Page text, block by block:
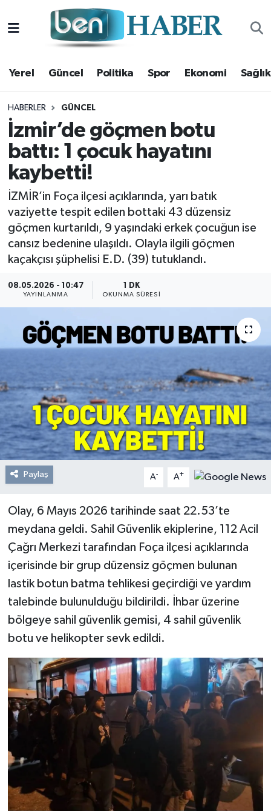
Yerel Güncel Politika Spor Ekonomi Sağlık
HABERLER GÜNCEL
İzmir’de göçmen botu
battı: 1 çocuk hayatını
kaybetti!
İZMİR’in Foça ilçesi açıklarında, yarı batık
vaziyette tespit edilen bottaki 43 düzensiz
göçmen kurtarıldı, 9 yaşındaki erkek çocuğun ise
cansız bedenine ulaşıldı. Olayla ilgili göçmen
kaçakçısı şüphelisi E.D. (39) tutuklandı.
08.05.2026 - 10:47
YAYINLANMA
1 DK
OKUNMA SÜRESI
Paylaş A- A+
Olay, 6 Mayıs 2026 tarihinde saat 22.53’te
meydana geldi. Sahil Güvenlik ekiplerine, 112 Acil
Çağrı Merkezi tarafından Foça ilçesi açıklarında
içerisinde bir grup düzensiz göçmen bulunan
lastik botun batma tehlikesi geçirdiği ve yardım
talebinde bulunulduğu bildirildi. İhbar üzerine
bölgeye sahil güvenlik gemisi, 4 sahil güvenlik
botu ve helikopter sevk edildi.
Yerel
Güncel
Politika
Spor
Ekonomi
Sağlık
Magazin
Kültür Sanat
Resmi Reklam
Röportajlar
Hava Durumu
Trafik Durumu
Süper Lig Puan Durumu ve Fikstür
Tüm Manşetler
Son Dakika Haberleri
Haber Arşivi